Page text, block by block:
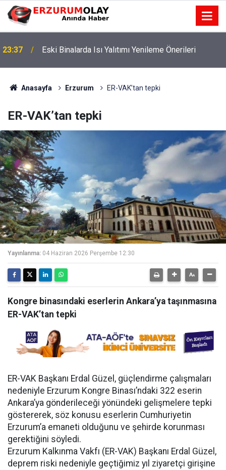
23:37 Eski Binalarda Isı Yalıtımı Yenileme Önerileri
Anasayfa Erzurum ER-VAK’tan tepki
ER-VAK’tan tepki
Yayınlanma: 04 Haziran 2026 Perşembe 12:30
Kongre binasındaki eserlerin Ankara’ya taşınmasına
ER-VAK’tan tepki
ER-VAK Başkanı Erdal Güzel, güçlendirme çalışmaları
nedeniyle Erzurum Kongre Binası’ndaki 322 eserin
Ankara’ya gönderileceği yönündeki gelişmelere tepki
göstererek, söz konusu eserlerin Cumhuriyetin
Erzurum’a emaneti olduğunu ve şehirde korunması
gerektiğini söyledi.
Erzurum Kalkınma Vakfı (ER-VAK) Başkanı Erdal Güzel,
deprem riski nedeniyle geçtiğimiz yıl ziyaretçi girişine